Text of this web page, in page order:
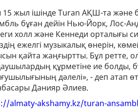
жыл ішінде Turan АҚШ-та және
бұған дейін Нью-Йорк, Лос-
холл және Кеннеди орталығы
ежелгі музыкалық өнерін,
қайта жаңғыртты. Бұл ретте,
құрметіне ие болды,
дәлелі», - деп атап
Данияр Әлиев.
almaty-akshamy.kz/turan-